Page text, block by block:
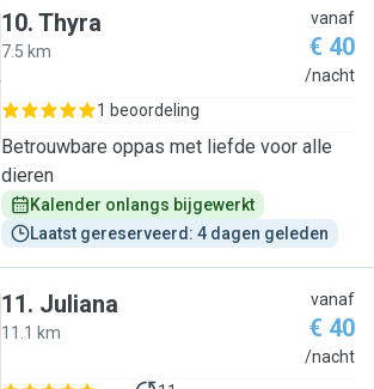
10. Thyra
7.5 km
vanaf
€ 40
/nacht
1 beoordeling
Betrouwbare oppas met liefde voor alle
dieren
Kalender onlangs bijgewerkt
Laatst gereserveerd: 4 dagen geleden
11. Juliana
11.1 km
vanaf
€ 40
/nacht